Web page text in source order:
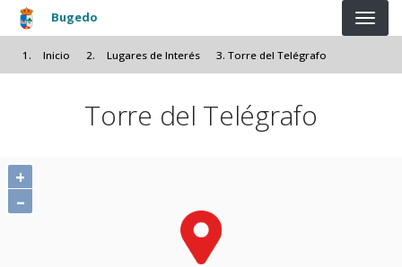
Pasar al contenido principal
Bugedo
Inicio Lugares de Interés Torre del Telégrafo
Torre del Telégrafo
+
–